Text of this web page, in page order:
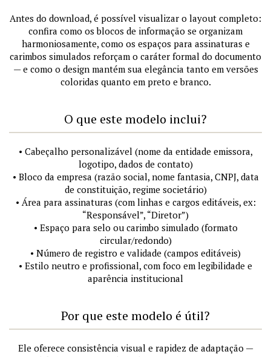
Antes do download, é possível visualizar o layout completo:
confira como os blocos de informação se organizam
harmoniosamente, como os espaços para assinaturas e
carimbos simulados reforçam o caráter formal do documento
— e como o design mantém sua elegância tanto em versões
coloridas quanto em preto e branco.
O que este modelo inclui?
• Cabeçalho personalizável (nome da entidade emissora,
logotipo, dados de contato)
• Bloco da empresa (razão social, nome fantasia, CNPJ, data
de constituição, regime societário)
• Área para assinaturas (com linhas e cargos editáveis, ex:
“Responsável”, “Diretor”)
• Espaço para selo ou carimbo simulado (formato
circular/redondo)
• Número de registro e validade (campos editáveis)
• Estilo neutro e profissional, com foco em legibilidade e
aparência institucional
Por que este modelo é útil?
Ele oferece consistência visual e rapidez de adaptação —